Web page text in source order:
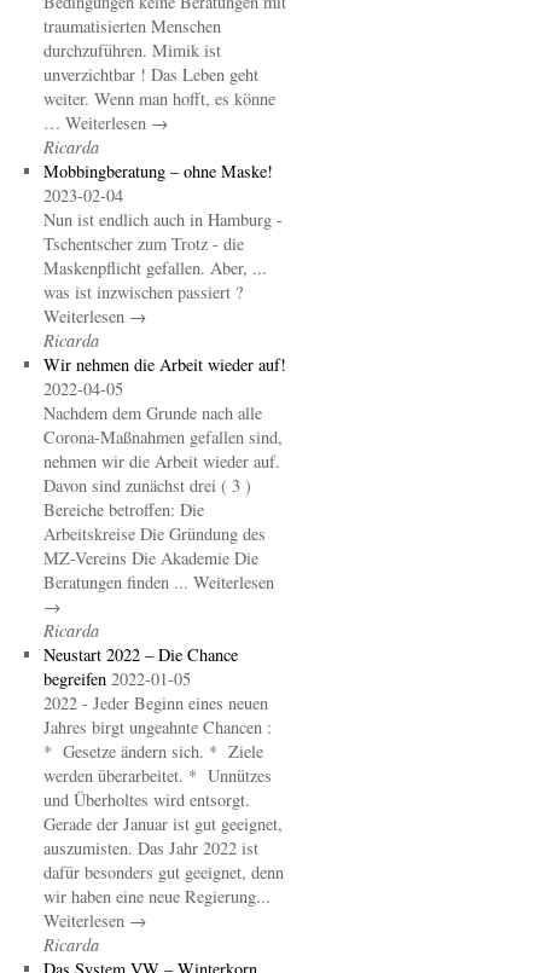
traumatisierten Menschen
durchzuführen. Mimik ist
unverzichtbar ! Das Leben geht
weiter. Wenn man hofft, es könne
… Weiterlesen →
Ricarda
Mobbingberatung – ohne Maske!
2023-02-04
Nun ist endlich auch in Hamburg -
Tschentscher zum Trotz - die
Maskenpflicht gefallen. Aber, ...
was ist inzwischen passiert ?
Weiterlesen →
Ricarda
Wir nehmen die Arbeit wieder auf!
2022-04-05
Nachdem dem Grunde nach alle
Corona-Maßnahmen gefallen sind,
nehmen wir die Arbeit wieder auf.
Davon sind zunächst drei ( 3 )
Bereiche betroffen: Die
Arbeitskreise Die Gründung des
MZ-Vereins Die Akademie Die
Beratungen finden ... Weiterlesen
→
Ricarda
Neustart 2022 – Die Chance
begreifen 2022-01-05
2022 - Jeder Beginn eines neuen
Jahres birgt ungeahnte Chancen :
* Gesetze ändern sich. * Ziele
werden überarbeitet. * Unnützes
und Überholtes wird entsorgt.
Gerade der Januar ist gut geeignet,
auszumisten. Das Jahr 2022 ist
dafür besonders gut geeignet, denn
wir haben eine neue Regierung...
Weiterlesen →
Ricarda